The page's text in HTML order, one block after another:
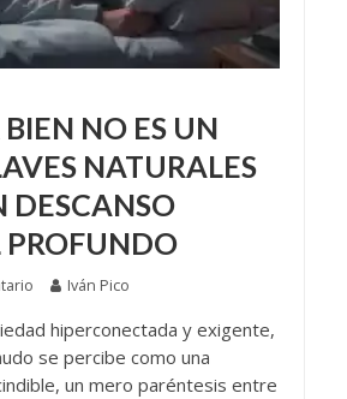
NO ES UN
NATURALES
DESCANSO
Iván Pico
hiperconectada y exigente,
se percibe como una
un mero paréntesis entre